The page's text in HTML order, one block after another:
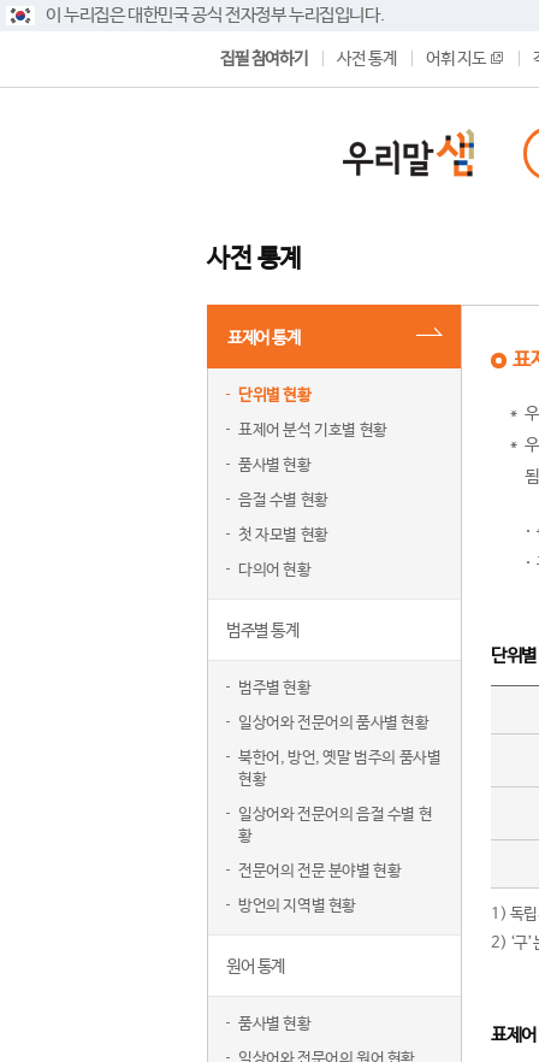
이 누리집은 대한민국 공식 전자정부 누리집입니다.
집필 참여하기 사전 통계 어휘 지도
사전 통계
표제어 통계
단위별 현황
표제어 분석 기호별 현황
품사별 현황
음절 수별 현황
첫 자모별 현황
다의어 현황
범주별 통계
범주별 현황
일상어와 전문어의 품사별 현황
북한어, 방언, 옛말 범주의 품사별
현황
일상어와 전문어의 음절 수별 현
황
전문어의 전문 분야별 현황
방언의 지역별 현황
원어 통계
품사별 현황
표
단위
1) 독립
2) ‘구
표제